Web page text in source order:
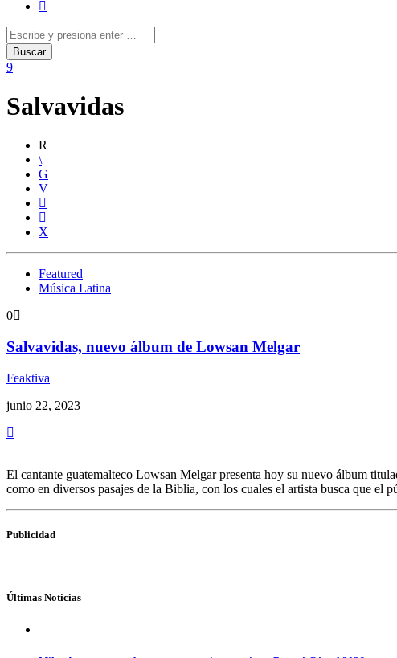
Salvavidas
Featured
Música Latina
0
Salvavidas, nuevo álbum de Lowsan Melgar
Feaktiva
junio 22, 2023
El cantante guatemalteco Lowsan Melgar presenta hoy su nuevo álbum
como en diversos pasajes de la Biblia, con los cuales el artista busca que
Publicidad
Últimas Noticias